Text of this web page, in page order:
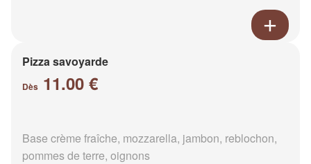
Pizza savoyarde
Dès 11.00 €
Base crème fraîche, mozzarella, jambon, reblochon,
pommes de terre, oignons